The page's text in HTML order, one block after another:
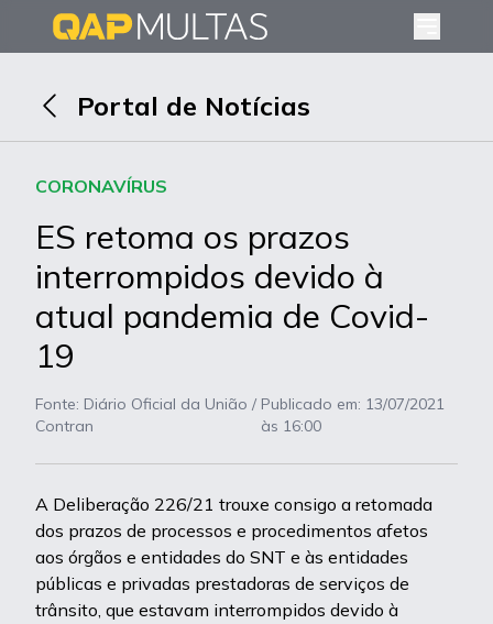
Portal de Notícias
CORONAVÍRUS
ES retoma os prazos
interrompidos devido à
atual pandemia de Covid-
19
Fonte: Diário Oficial da União /
Contran
Publicado em: 13/07/2021
às 16:00
A Deliberação 226/21 trouxe consigo a retomada
dos prazos de processos e procedimentos afetos
aos órgãos e entidades do SNT e às entidades
públicas e privadas prestadoras de serviços de
trânsito, que estavam interrompidos devido à